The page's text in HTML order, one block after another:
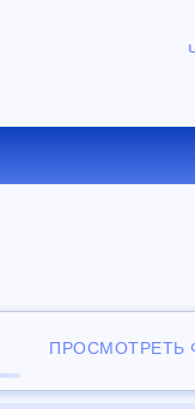
ПРОСМОТРЕТЬ